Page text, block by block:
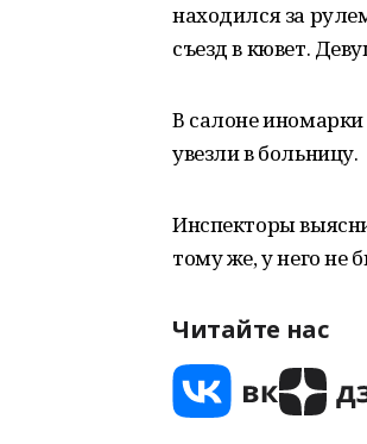
находился за
съезд в кювет.
В салоне
увезли в больницу.
Инспекторы
тому же, у него не
Читайте нас